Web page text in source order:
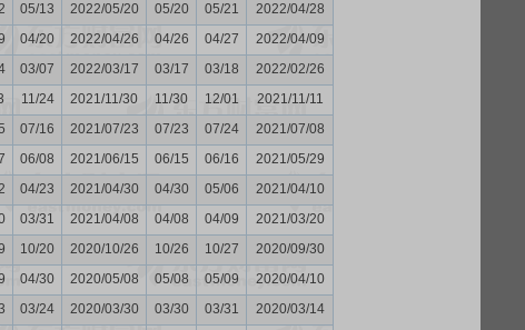
05/13 2022/05/20 05/20 05/21
2022/04/28
04/20 2022/04/26 04/26 04/27
2022/04/09
03/07 2022/03/17 03/17 03/18
2022/02/26
11/24 2021/11/30 11/30 12/01
2021/11/11
07/16 2021/07/23 07/23 07/24
2021/07/08
06/08 2021/06/15 06/15 06/16
2021/05/29
04/23 2021/04/30 04/30 05/06
2021/04/10
03/31 2021/04/08 04/08 04/09
2021/03/20
10/20 2020/10/26 10/26 10/27
2020/09/30
04/30 2020/05/08 05/08 05/09
2020/04/10
03/24 2020/03/30 03/30 03/31
2020/03/14